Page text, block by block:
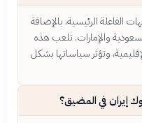
الفاعلة الرئيسية، بالإضافة
والإمارات. تلعب هذه
وتؤثر سياساتها بشكل
إيران في المضيق؟